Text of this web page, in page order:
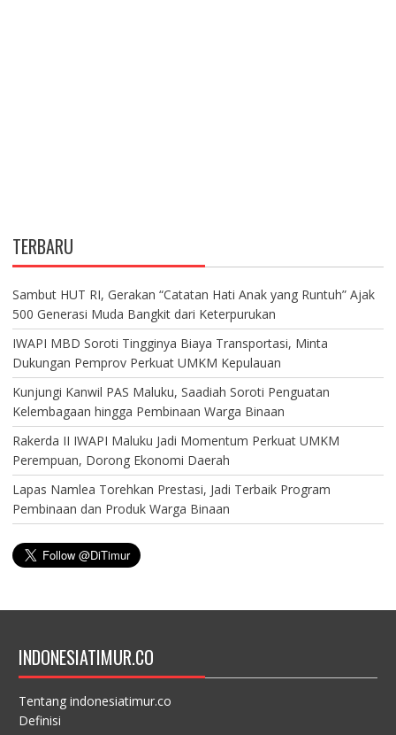
TERBARU
Sambut HUT RI, Gerakan “Catatan Hati Anak yang Runtuh” Ajak
500 Generasi Muda Bangkit dari Keterpurukan
IWAPI MBD Soroti Tingginya Biaya Transportasi, Minta
Dukungan Pemprov Perkuat UMKM Kepulauan
Kunjungi Kanwil PAS Maluku, Saadiah Soroti Penguatan
Kelembagaan hingga Pembinaan Warga Binaan
Rakerda II IWAPI Maluku Jadi Momentum Perkuat UMKM
Perempuan, Dorong Ekonomi Daerah
Lapas Namlea Torehkan Prestasi, Jadi Terbaik Program
Pembinaan dan Produk Warga Binaan
INDONESIATIMUR.CO
Tentang indonesiatimur.co
Definisi